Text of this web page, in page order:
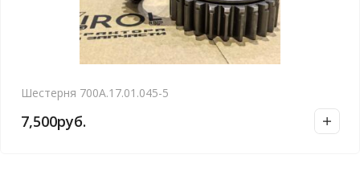
Шестерня 700А.17.01.045-5
7,500руб.